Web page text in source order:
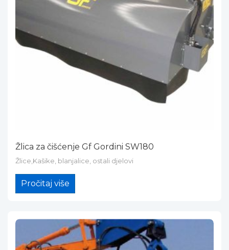
Žlica za čišćenje Gf Gordini SW180
Žlice,Kašike, blanjalice, ostali djelovi
Pročitaj više